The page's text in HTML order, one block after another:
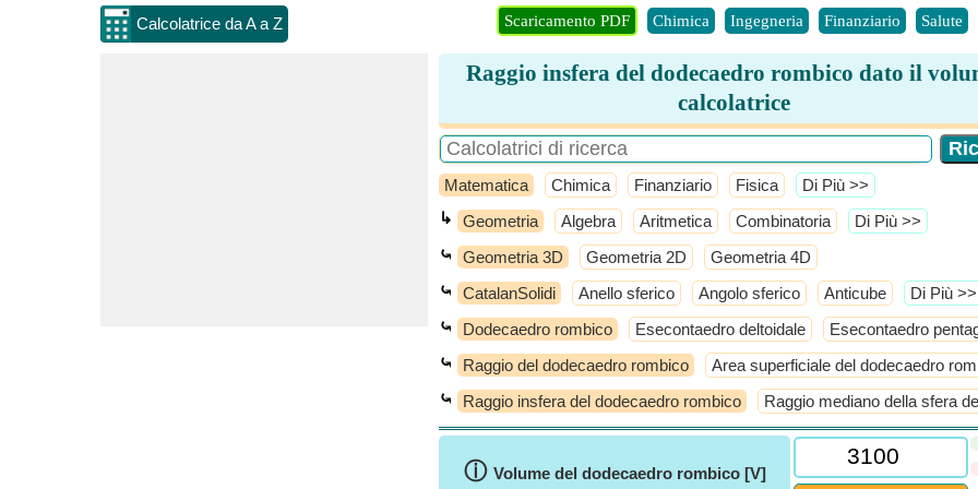
Calcolatrice da A a Z Scaricamento PDF Chimica Ingegneria Finanziario Salute
Raggio insfera del dodecaedro rombico dato il
calcolatrice
Matematica Chimica Finanziario Fisica ​Di Più >>
↳ Geometria Algebra Aritmetica Combinatoria ​Di Più >>
⤿ Geometria 3D Geometria 2D Geometria 4D
⤿ CatalanSolidi Anello sferico Angolo sferico Anticube ​Di Più >>
⤿ Dodecaedro rombico Esecontaedro deltoidale Esecontaedro
⤿ Raggio del dodecaedro rombico Area superficiale del dodecaedro
⤿ Raggio insfera del dodecaedro rombico Raggio mediano della sfera
ⓘ Volume del dodecaedro rombico [V]